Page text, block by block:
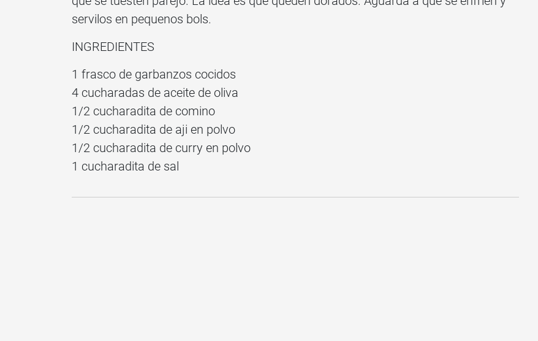
servilos en pequenos bols.
INGREDIENTES
1 frasco de garbanzos cocidos
4 cucharadas de aceite de oliva
1/2 cucharadita de comino
1/2 cucharadita de aji en polvo
1/2 cucharadita de curry en polvo
1 cucharadita de sal